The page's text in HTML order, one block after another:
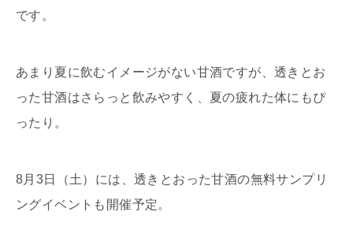
です。
あまり夏に飲むイメージがない甘酒ですが、透きとお
った甘酒はさらっと飲みやすく、夏の疲れた体にもぴ
ったり。
8月3日（土）には、透きとおった甘酒の無料サンプリ
ングイベントも開催予定。